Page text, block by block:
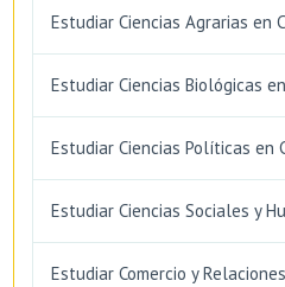
Estudiar Ciencias Agrarias en
Estudiar Ciencias Biológicas
Estudiar Ciencias Políticas en
Estudiar Ciencias Sociales y
Estudiar Comercio y